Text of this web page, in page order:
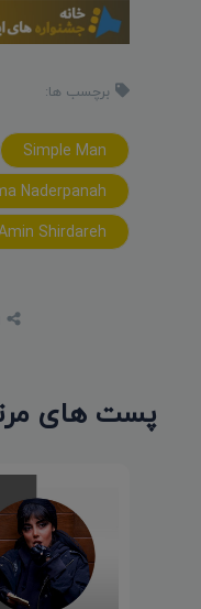
برچسب ها:
Simple Man
Naderpanah
Shirdareh
پست های